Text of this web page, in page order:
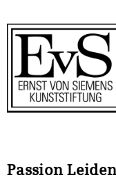
Passion
Förderphilosophie
Gremien
Ankauf
Restaurierungen